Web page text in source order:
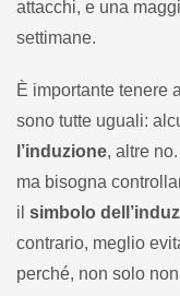
attacchi, e una
settimane.
È importante tenere
sono tutte uguali:
l’induzione, altre
ma bisogna
il simbolo
contrario, meglio
perché, non solo